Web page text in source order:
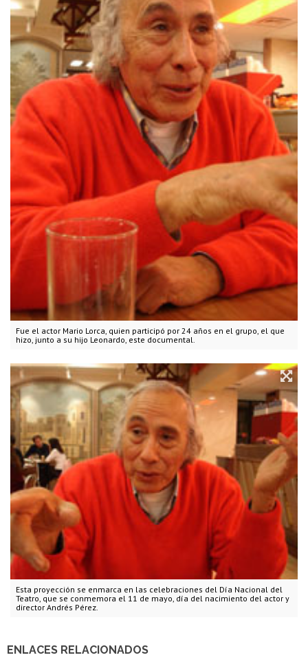
Fue el actor Mario Lorca, quien participó por 24 años en el grupo, el que
hizo, junto a su hijo Leonardo, este documental.
Esta proyección se enmarca en las celebraciones del Día Nacional del
Teatro, que se conmemora el 11 de mayo, día del nacimiento del actor y
director Andrés Pérez.
ENLACES RELACIONADOS